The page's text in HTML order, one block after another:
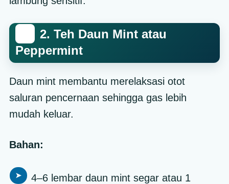
2. Teh Daun Mint atau
Peppermint
Daun mint membantu merelaksasi otot
saluran pencernaan sehingga gas lebih
mudah keluar.
Bahan:
4–6 lembar daun mint segar atau 1